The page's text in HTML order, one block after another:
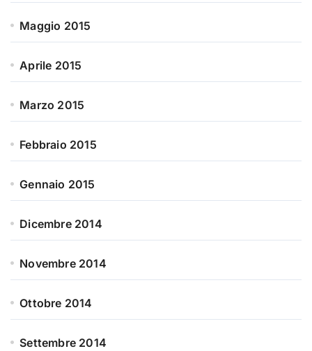
Maggio 2015
Aprile 2015
Marzo 2015
Febbraio 2015
Gennaio 2015
Dicembre 2014
Novembre 2014
Ottobre 2014
Settembre 2014